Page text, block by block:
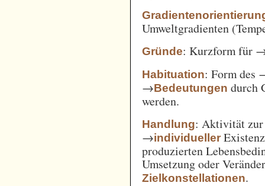
Umweltgradienten
Gründe: Kurzform für
Habituation: Form des
→Bedeutungen durch
werden.
Handlung: Aktivität zur
→individueller
produzierten
Umsetzung oder
Zielkonstellationen.